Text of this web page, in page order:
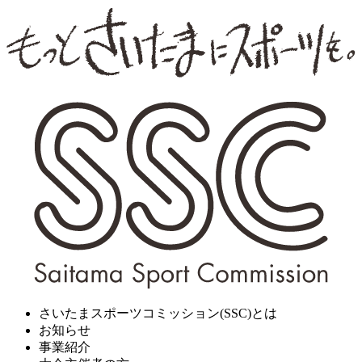
さいたまスポーツコミッション(SSC)とは
お知らせ
事業紹介